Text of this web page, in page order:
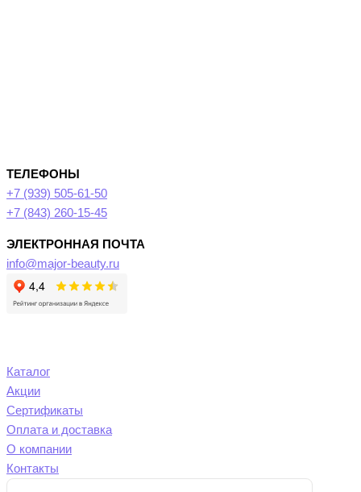
ТЕЛЕФОНЫ
+7 (939) 505-61-50
+7 (843) 260-15-45
ЭЛЕКТРОННАЯ ПОЧТА
info@major-beauty.ru
Каталог
Акции
Сертификаты
Оплата и доставка
О компании
Контакты